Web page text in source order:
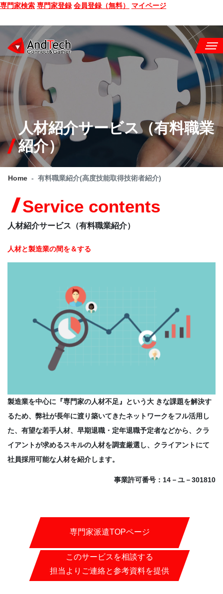
専門家検索 専門家登録 会員登録（無料） マイページ
SEMINAR
BOOK
CONSULTING
SERVICE
COMPANY
Q&A
SITE MAP
人材紹介サービス（有料職業
紹介）
Home 有料職業紹介(高度技能取得技術者紹介)
Service contents
人材紹介サービス（有料職業紹介）
人材と製造業の間を＆する
製造業を中心に『専門家の人材不足』という大 きな課題を解決す
るため、弊社が長年に渡り築いてきたネットワークをフル活用し
た、有望な若手人材、早期退職・定年退職予定者などから、クラ
イアントが求めるスキルの人材を調査厳選し、クライアントにて
社員採用可能な人材を紹介します。
事業許可番号：14－ユ－301810
専門家派遣TOPページ
このサービスを相談する
担当よりご連絡と参考資料を提供